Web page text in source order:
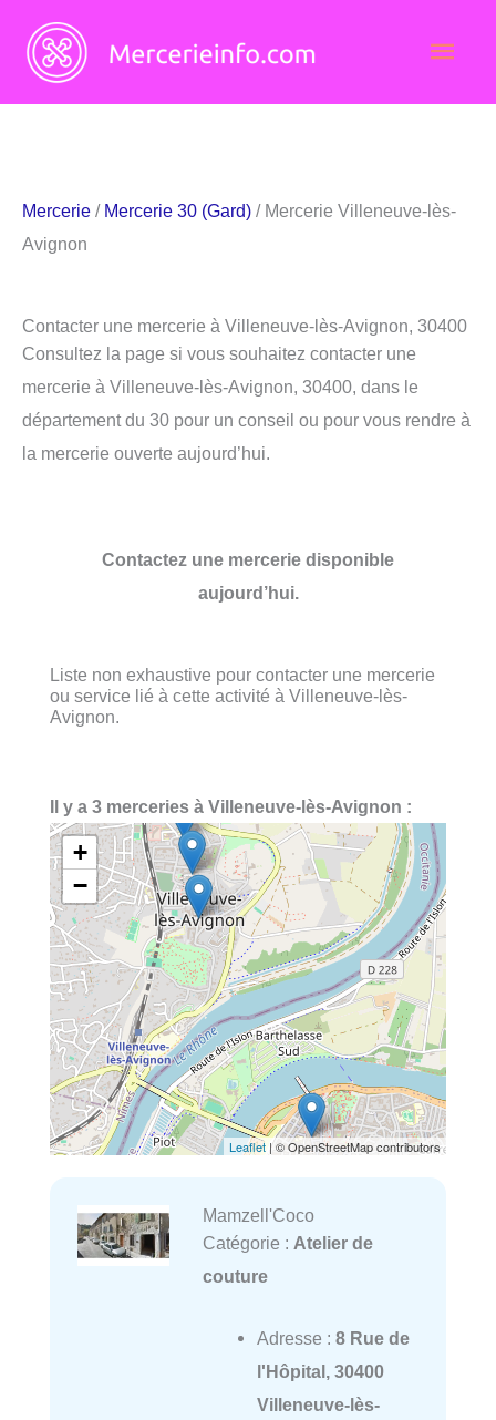
contenu
Mercerie / Mercerie 30 (Gard) / Mercerie Villeneuve-lès-
Avignon
Contacter une mercerie à Villeneuve-lès-Avignon, 30400
Consultez la page si vous souhaitez contacter une
mercerie à Villeneuve-lès-Avignon, 30400, dans le
département du 30 pour un conseil ou pour vous rendre à
la mercerie ouverte aujourd’hui.
Contactez une mercerie disponible
aujourd’hui.
Liste non exhaustive pour contacter une mercerie
ou service lié à cette activité à Villeneuve-lès-
Avignon.
Il y a 3 merceries à Villeneuve-lès-Avignon :
+
−
Leaflet | © OpenStreetMap contributors
Mamzell'Coco
Catégorie : Atelier de
couture
Adresse : 8 Rue de
l'Hôpital, 30400
Villeneuve-lès-